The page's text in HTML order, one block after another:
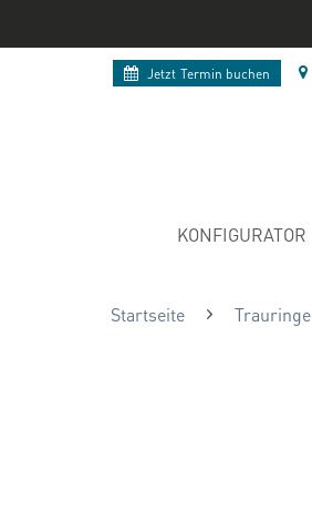
Jetzt Termin buchen
KONFIGURATOR
Startseite Trauringe